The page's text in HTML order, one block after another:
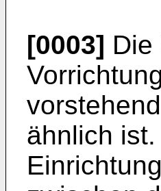
[0003] Die
ähnlich